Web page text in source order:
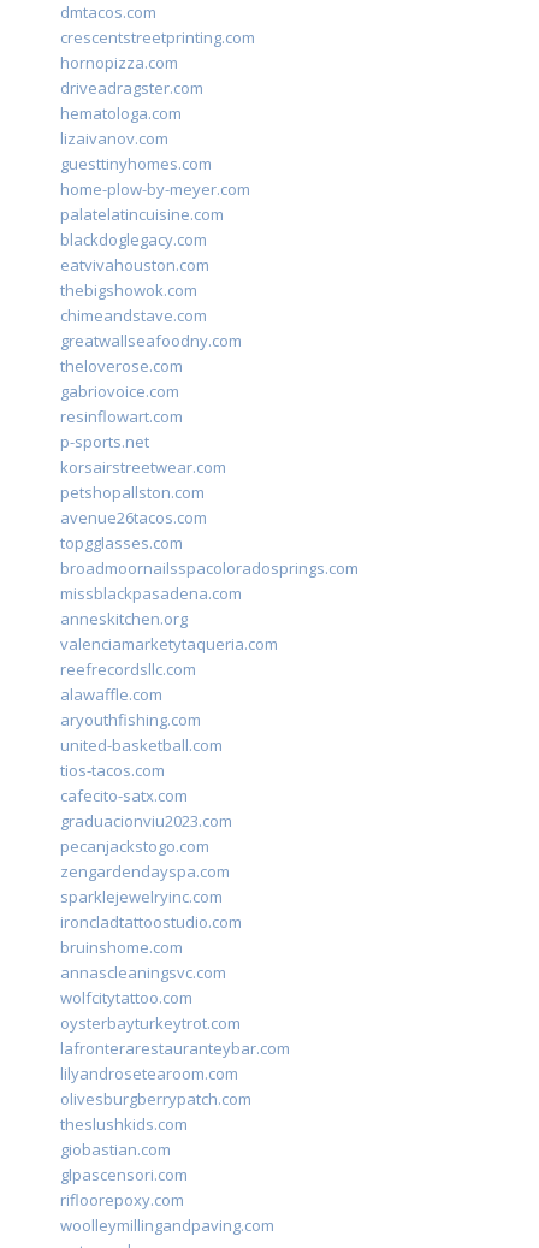
dmtacos.com
crescentstreetprinting.com
hornopizza.com
driveadragster.com
hematologa.com
lizaivanov.com
guesttinyhomes.com
home-plow-by-meyer.com
palatelatincuisine.com
blackdoglegacy.com
eatvivahouston.com
thebigshowok.com
chimeandstave.com
greatwallseafoodny.com
theloverose.com
gabriovoice.com
resinflowart.com
p-sports.net
korsairstreetwear.com
petshopallston.com
avenue26tacos.com
topgglasses.com
broadmoornailsspacoloradosprings.com
missblackpasadena.com
anneskitchen.org
valenciamarketytaqueria.com
reefrecordsllc.com
alawaffle.com
aryouthfishing.com
united-basketball.com
tios-tacos.com
cafecito-satx.com
graduacionviu2023.com
pecanjackstogo.com
zengardendayspa.com
sparklejewelryinc.com
ironcladtattoostudio.com
bruinshome.com
annascleaningsvc.com
wolfcitytattoo.com
oysterbayturkeytrot.com
lafronterarestauranteybar.com
lilyandrosetearoom.com
olivesburgberrypatch.com
theslushkids.com
giobastian.com
glpascensori.com
rifloorepoxy.com
woolleymillingandpaving.com